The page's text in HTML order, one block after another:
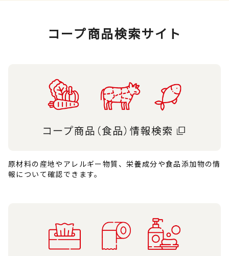
コープ商品検索サイト
原材料の産地やアレルギー物質、栄養成分や食品添加物の情
報について確認できます。